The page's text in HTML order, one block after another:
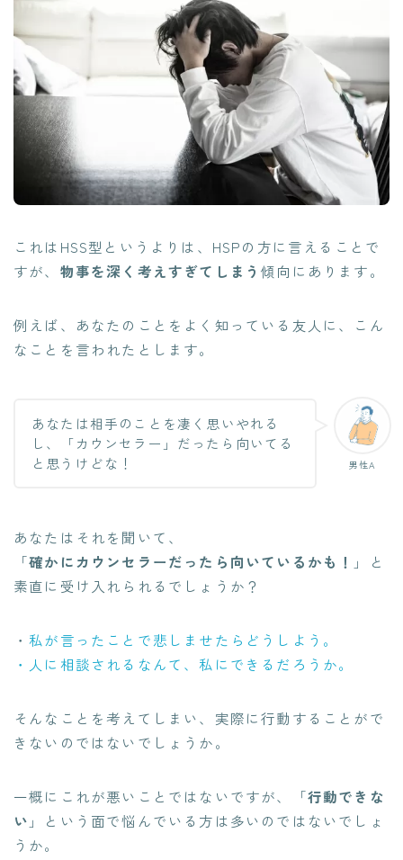
これはHSS型というよりは、HSPの方に言えることで
すが、 物事を深く考えすぎてしまう傾向にあります。
例えば、あなたのことをよく知っている友人に、こん
なことを言われたとします。
男性A
あなたは相手のことを凄く思いやれる
し、「カウンセラー」だったら向いてる
と思うけどな！
あなたはそれを聞いて、
「確かにカウンセラーだったら向いているかも！ 」と
素直に受け入れられるでしょうか？
・私が言ったことで悲しませたらどうしよう。
・人に相談されるなんて、私にできるだろうか。
そんなことを考えてしまい、実際に行動することがで
きないのではないでしょうか。
一概にこれが悪いことではないですが、「行動できな
い 」という面で悩んでいる方は多いのではないでしょ
うか。